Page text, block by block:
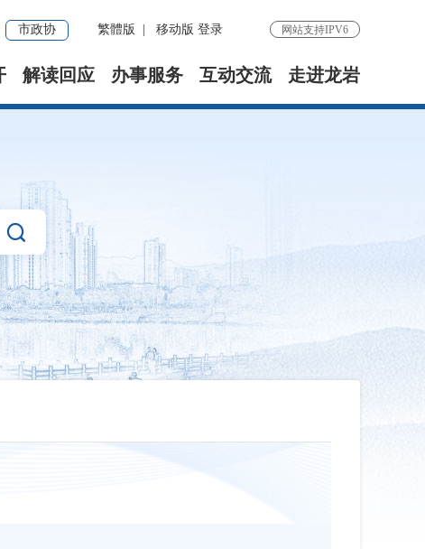
市政协 繁體版 移动版 登录 网站支持IPV6
解读回应 办事服务 互动交流 走进龙岩
